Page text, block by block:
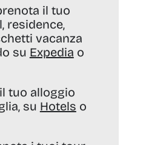
il tuo
residence,
vacanza
su Expedia o
tuo alloggio
su Hotels o